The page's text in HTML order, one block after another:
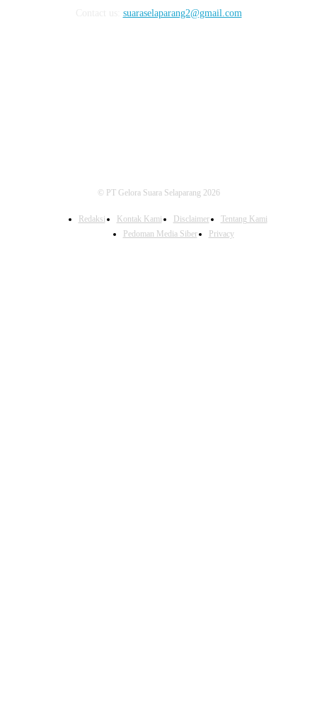
suaraselaparang2@gmail.com
© PT Gelora Suara Selaparang 2026
Redaksi Kontak Kami Disclaimer
Tentang Kami
Pedoman Media Siber
Privacy